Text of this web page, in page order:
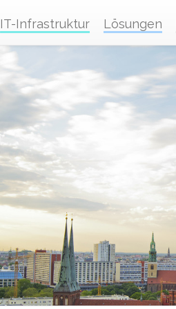
IT-Infrastruktur Lösungen